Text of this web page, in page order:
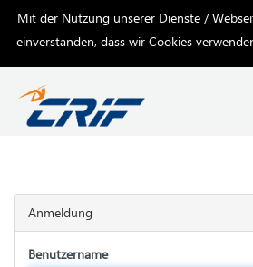
Mit der Nutzung unserer Dienste /
einverstanden, dass wir Cookies
Anmeldung
Benutzername